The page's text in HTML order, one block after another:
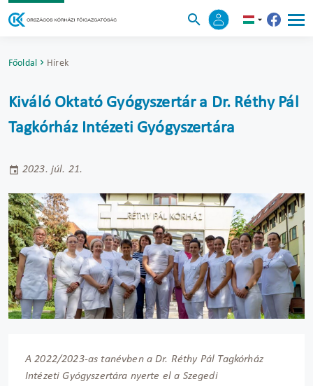
Főoldal Hírek
Kiváló Oktató Gyógyszertár a Dr. Réthy Pál
Tagkórház Intézeti Gyógyszertára
2023. júl. 21.
A 2022/2023-as tanévben a Dr. Réthy Pál Tagkórház
Intézeti Gyógyszertára nyerte el a Szegedi